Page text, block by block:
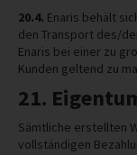
20.4. Enaris behält
den Transport des/
Enaris bei einer zu
Kunden geltend zu
21.
Sämtliche erstellten
vollständigen